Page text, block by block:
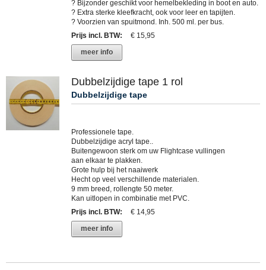
? Bijzonder geschikt voor hemelbekleding in boot en auto.
? Extra sterke kleefkracht, ook voor leer en tapijten.
? Voorzien van spuitmond. Inh. 500 ml. per bus.
Prijs incl. BTW:
€ 15,95
meer info
Dubbelzijdige tape 1 rol
Dubbelzijdige tape
Professionele tape.
Dubbelzijdige acryl tape..
Buitengewoon sterk om uw Flightcase vullingen
aan elkaar te plakken.
Grote hulp bij het naaiwerk
Hecht op veel verschillende materialen.
9 mm breed, rollengte 50 meter.
Kan uitlopen in combinatie met PVC.
Prijs incl. BTW:
€ 14,95
meer info